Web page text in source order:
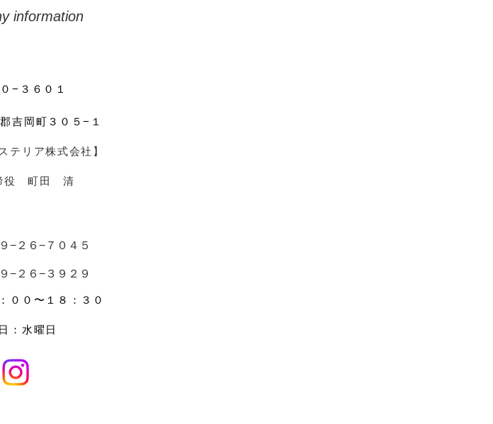
information
−３６０１
吉岡町３０５−１
テリア株式会社】
役 町田 清
００〜１８：３０
：水曜日​
−２６−７０４５
−２６−３９２９